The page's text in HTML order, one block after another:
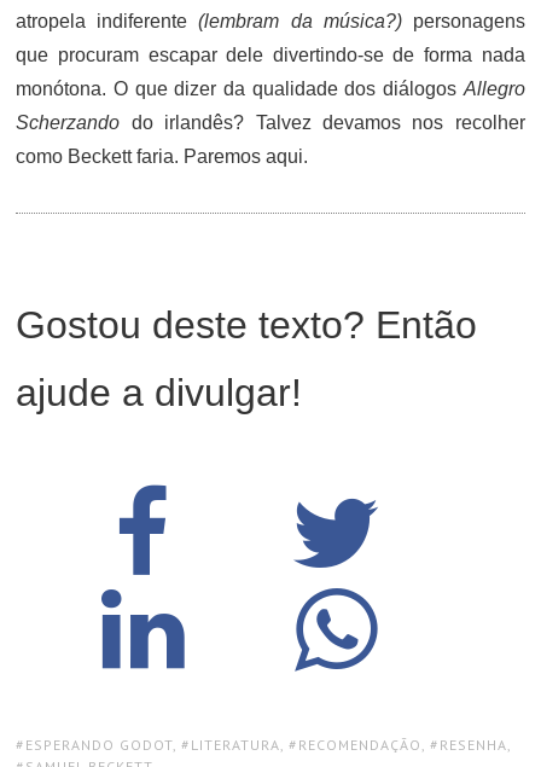
atropela indiferente (lembram da música?)personagens
que procuram escapar dele divertindo-se de forma nada
monótona. O que dizer da qualidade dos diálogosAllegro
Scherzando do irlandês? Talvez devamos nos recolher
como Beckett faria. Paremos aqui.
Gostou deste texto? Então
ajude a divulgar!
TAGS:
ESPERANDO GODOT, LITERATURA, RECOMENDAÇÃO , RESENHA,